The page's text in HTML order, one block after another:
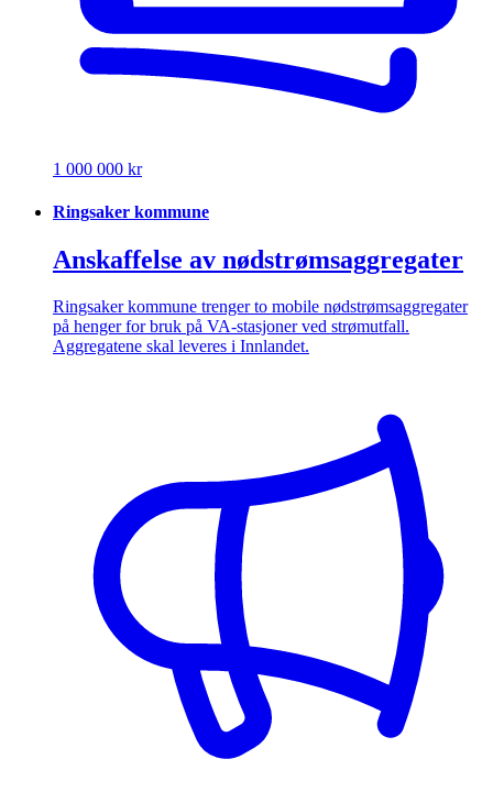
1 000 000 kr
Ringsaker kommune
Anskaffelse av nødstrømsaggregater
Ringsaker kommune trenger to mobile nødstrømsaggregater
på henger for bruk på VA-stasjoner ved strømutfall.
Aggregatene skal leveres i Innlandet.